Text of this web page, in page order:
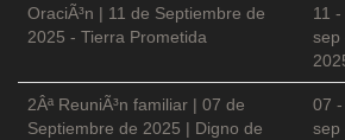
OraciÃ³n | 11 de Septiembre de
2025 - Tierra Prometida
11 -
sep
2Âª ReuniÃ³n familiar | 07 de
Septiembre de 2025 | Digno de
07 -
sep